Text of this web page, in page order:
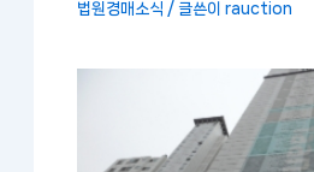
법원경매소식 / 글쓴이rauction